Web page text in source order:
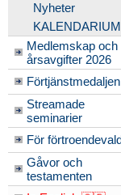
Nyheter
KALENDARIUM
Medlemskap och
årsavgifter 2026
Förtjänstmedaljen
Streamade
seminarier
För
Gåvor och
testamenten